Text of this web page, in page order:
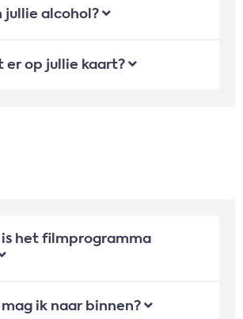
jullie alcohol?
er op jullie kaart?
is het filmprogramma
ik naar binnen?